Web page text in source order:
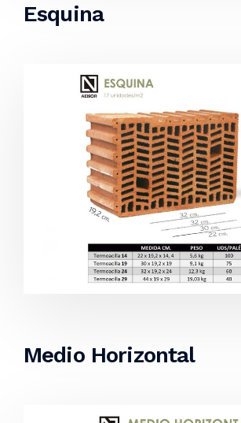
Esquina
Medio Horizontal